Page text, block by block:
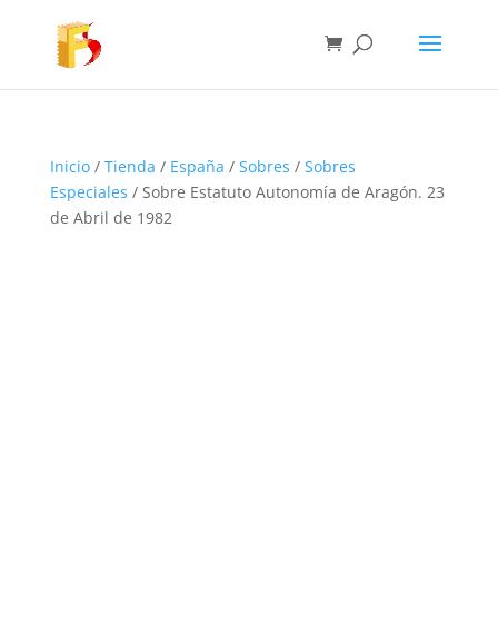
Inicio/ Tienda / España / Sobres / Sobres
Especiales / Sobre Estatuto Autonomía de Aragón. 23
de Abril de 1982